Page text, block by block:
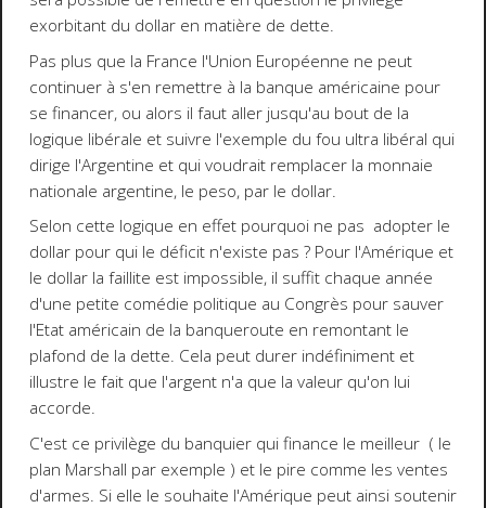
exorbitant du dollar en matière de dette.
Pas plus que la France l'Union Européenne ne peut
continuer à s'en remettre à la banque américaine pour
se financer, ou alors il faut aller jusqu'au bout de la
logique libérale et suivre l'exemple du fou ultra libéral qui
dirige l'Argentine et qui voudrait remplacer la monnaie
nationale argentine, le peso, par le dollar.
Selon cette logique en effet pourquoi ne pas adopter le
dollar pour qui le déficit n'existe pas ? Pour l'Amérique et
le dollar la faillite est impossible, il suffit chaque année
d'une petite comédie politique au Congrès pour sauver
l'Etat américain de la banqueroute en remontant le
plafond de la dette. Cela peut durer indéfiniment et
illustre le fait que l'argent n'a que la valeur qu'on lui
accorde.
C'est ce privilège du banquier qui finance le meilleur ( le
plan Marshall par exemple ) et le pire comme les ventes
d'armes. Si elle le souhaite l'Amérique peut ainsi soutenir